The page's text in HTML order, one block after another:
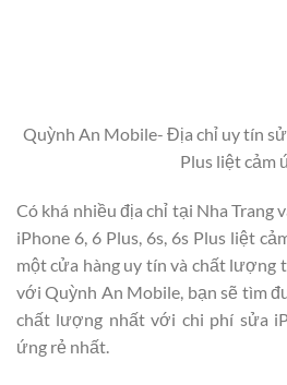
Quỳnh An Mobile- Địa chỉ uy tín
Plus liệt cảm
Có khá nhiều địa chỉ tại Nha Trang
iPhone 6, 6 Plus, 6s, 6s Plus liệt
một cửa hàng uy tín và chất lượng
với Quỳnh An Mobile, bạn sẽ tìm
chất lượng nhất với chi phí sửa
ứng rẻ nhất.